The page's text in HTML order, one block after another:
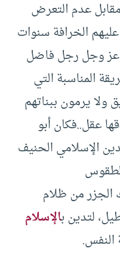
عدم التعرض
الخرافة سنوات
عز وجل رجل فاضل
المناسبة التي
يرمون ببناتهم
عقل..فكان أبو
الإسلامي الحنيف
من ظلام
لتدين بالإسلام
النفس.